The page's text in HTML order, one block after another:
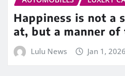
Happiness is not a
at, but a manner
Lulu News Jan 1, 2026